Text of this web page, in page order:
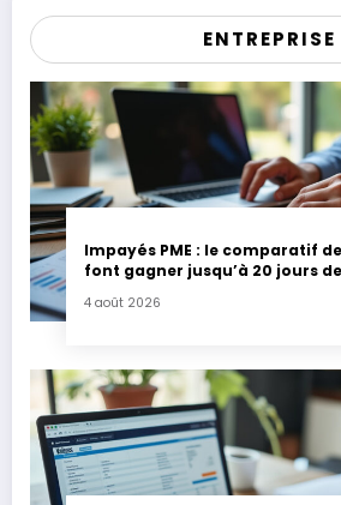
ENTREPRISE
Impayés PME : le comparatif
font gagner jusqu’à 20 jours
4 août 2026